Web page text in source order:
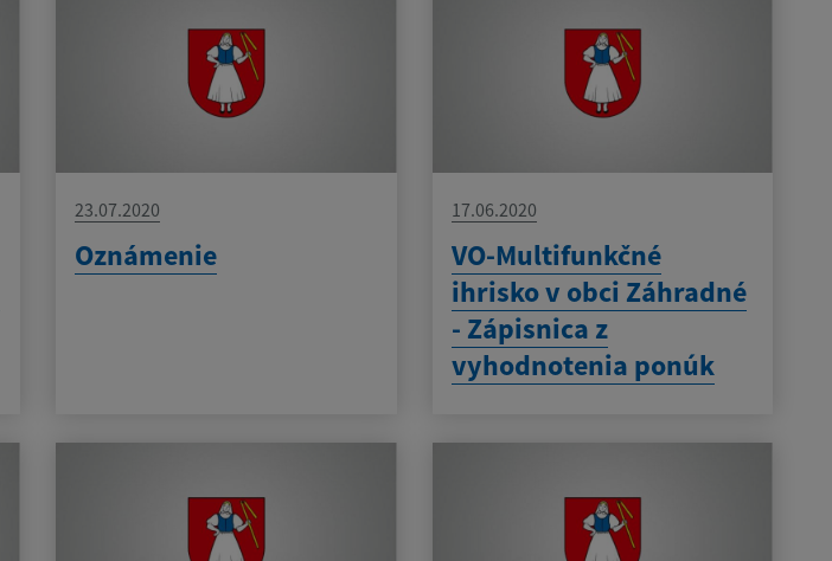
23.07.2020
Oznámenie
17.06.2020
VO-Multifunkčné
ihrisko v obci Záhradné
- Zápisnica z
vyhodnotenia ponúk